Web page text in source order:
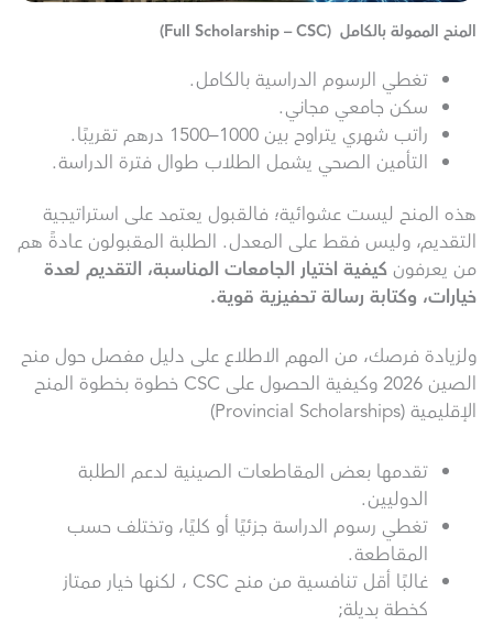
المنح الممولة بالكامل (Full Scholarship – CSC)
تغطي الرسوم الدراسية بالكامل.
سكن جامعي مجاني.
راتب شهري يتراوح بين 1000–1500 درهم تقريبًا.
التأمين الصحي يشمل الطلاب طوال فترة الدراسة.
هذه المنح ليست عشوائية؛ فالقبول يعتمد على استراتيجية
التقديم، وليس فقط على المعدل. الطلبة المقبولون عادةً هم
من يعرفونكيفية اختيار الجامعات المناسبة، التقديم لعدة
خيارات، وكتابة رسالة تحفيزية قوية.
ولزيادة فرصك، من المهم الاطلاع على دليل مفصل حول منح
الصين 2026 وكيفية الحصول على CSC خطوة بخطوة المنح
الإقليمية (Provincial Scholarships)
تقدمها بعض المقاطعات الصينية لدعم الطلبة
الدوليين.
تغطي رسوم الدراسة جزئيًا أو كليًا، وتختلف حسب
المقاطعة.
غالبًا أقل تنافسية من منح CSC ، لكنها خيار ممتاز
كخطة بديلة;